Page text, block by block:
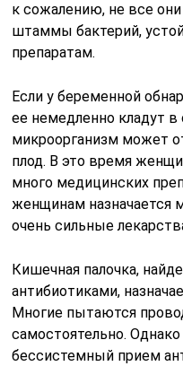
к сожалению, не все
штаммы бактерий,
препаратам.
Если у беременной
ее немедленно кладут
микроорганизм может
плод. В это время
много медицинских
женщинам назначается
очень сильные
Кишечная палочка,
антибиотиками,
Многие пытаются
самостоятельно.
бессистемный прием